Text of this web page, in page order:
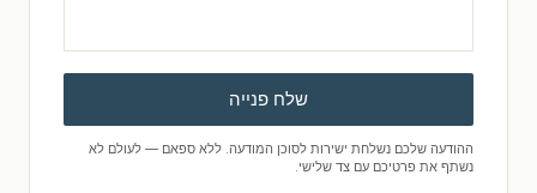
שלח פנייה
ההודעה שלכם נשלחת ישירות לסוכן המודעה. ללא ספאם — לעולם לא
נשתף את פרטיכם עם צד שלישי.